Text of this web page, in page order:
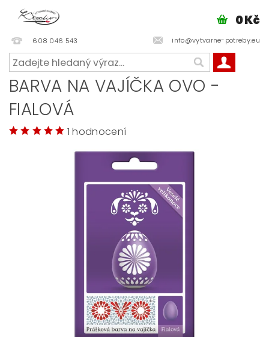
608 046 543 info@vytvarne-potreby.eu
0 Kč
BARVA NA VAJÍČKA OVO -
FIALOVÁ
1 hodnocení